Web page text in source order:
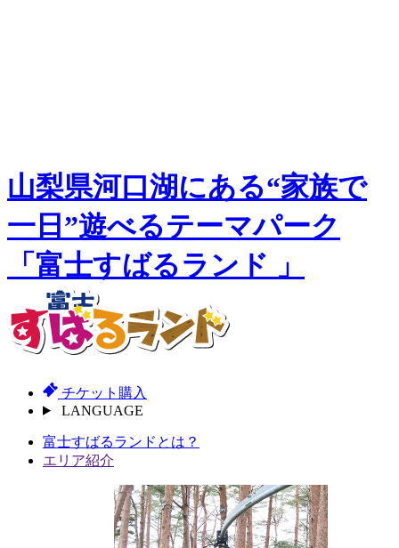
山梨県河口湖にある“家族で
一日”遊べるテーマパーク
「富士すばるランド 」
チケット購入
LANGUAGE
富⼠すばるランドとは？
エリア紹介